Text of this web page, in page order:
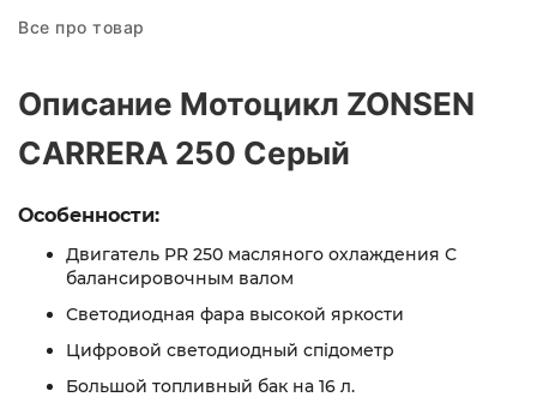
Все про товар
Описание Мотоцикл ZONSEN
CARRERA 250 Серый
Особенности:
Двигатель PR 250 масляного охлаждения С
балансировочным валом
Светодиодная фара высокой яркости
Цифровой светодиодный спідометр
Большой топливный бак на 16 л.